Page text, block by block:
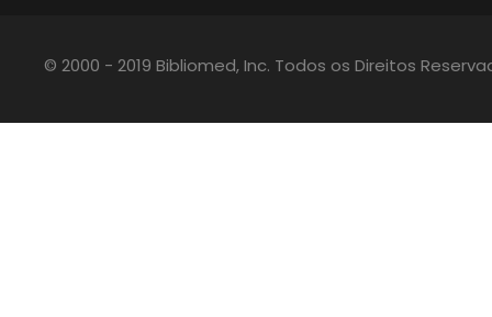
© 2000 - 2019 Bibliomed, Inc. Todos os Direitos